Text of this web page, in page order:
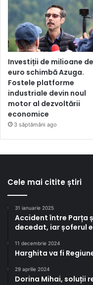
Investiții de milioane de
euro schimbă Azuga.
Fostele platforme
industriale devin noul
motor al dezvoltării
economice
3 săptămâni ago
Cele mai citite știri
31 ianuarie 2025
Accident între Parța
decedat, iar șoferul
11 decembrie 2024
Harghita va fi
29 aprilie 2024
Dorina Mihai, soluții